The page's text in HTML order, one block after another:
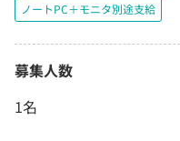
ノートPC＋モニタ別途支給
募集人数
1名